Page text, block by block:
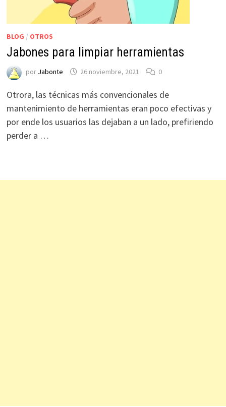
BLOG / OTROS
Jabones para limpiar herramientas
por Jabonte 26 noviembre, 2021 0
Otrora, las técnicas más convencionales de
mantenimiento de herramientas eran poco efectivas y
por ende los usuarios las dejaban a un lado, prefiriendo
perder a …